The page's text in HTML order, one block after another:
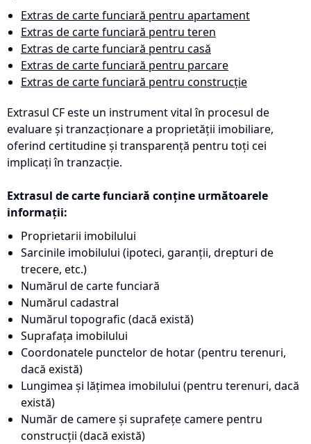
Extras de carte funciară pentru apartament
Extras de carte funciară pentru teren
Extras de carte funciară pentru casă
Extras de carte funciară pentru parcare
Extras de carte funciară pentru construcție
Extrasul CF este un instrument vital în procesul de
evaluare și tranzacționare a proprietății imobiliare,
oferind certitudine și transparență pentru toți cei
implicați în tranzacție.
Extrasul de carte funciară conține următoarele
informații:
Proprietarii imobilului
Sarcinile imobilului (ipoteci, garanții, drepturi de
trecere, etc.)
Numărul de carte funciară
Numărul cadastral
Numărul topografic (dacă există)
Suprafața imobilului
Coordonatele punctelor de hotar (pentru terenuri,
dacă există)
Lungimea și lățimea imobilului (pentru terenuri, dacă
există)
Număr de camere și suprafețe camere pentru
construcții (dacă există)